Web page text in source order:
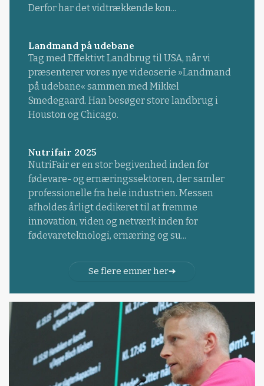
Derfor har det vidtrækkende kon...
Landmand på udebane
Tag med Effektivt Landbrug til USA, når vi
præsenterer vores nye videoserie »Landmand
på udebane« sammen med Mikkel
Smedegaard. Han besøger store landbrug i
Houston og Chicago.
Nutrifair 2025
NutriFair er en stor begivenhed inden for
fødevare- og ernæringssektoren, der samler
professionelle fra hele industrien. Messen
afholdes årligt dedikeret til at fremme
innovation, viden og netværk inden for
fødevareteknologi, ernæring og su...
Se flere emner her